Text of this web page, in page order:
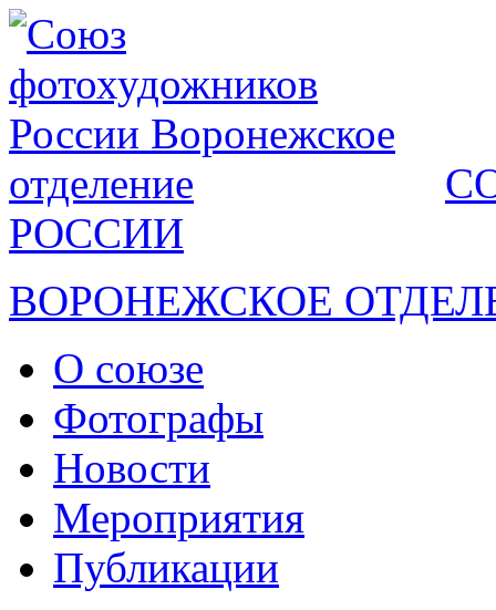
РОССИИ
ВОРОНЕЖСКОЕ
О союзе
Фотографы
Новости
Мероприятия
Публикации